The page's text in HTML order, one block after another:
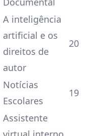
A inteligência
artificial e os
direitos de
autor
20
Notícias
Escolares
19
Assistente